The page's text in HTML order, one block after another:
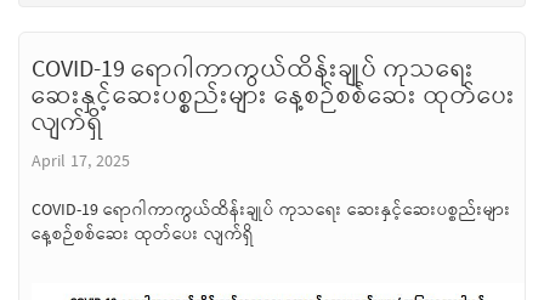
COVID-19 ရောဂါကာကွယ်ထိန်းချုပ် ကုသရေး
ဆေးနှင့်ဆေးပစ္စည်းများ နေ့စဉ်စစ်ဆေး ထုတ်ပေး
လျက်ရှိ
April 17, 2025
COVID-19 ရောဂါကာကွယ်ထိန်းချုပ် ကုသရေး ဆေးနှင့်ဆေးပစ္စည်းများ
နေ့စဉ်စစ်ဆေး ထုတ်ပေး လျက်ရှိ